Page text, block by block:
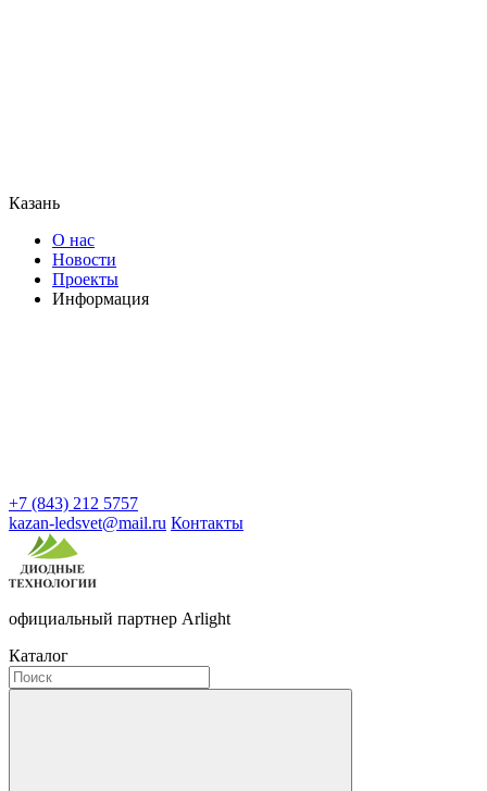
Казань
О нас
Новости
Проекты
Информация
+7 (843) 212 5757
kazan-ledsvet@mail.ru Контакты
официальный партнер Arlight
Каталог